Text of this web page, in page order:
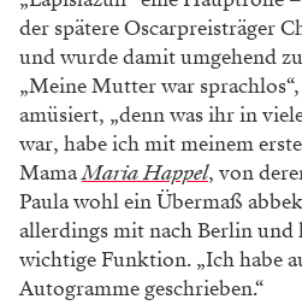
der spätere Oscarpreisträger
und wurde damit umgehend
„Meine Mutter war
amüsiert, „denn was ihr in
war, habe ich mit meinem
MamaMaria Happel, von
Paula wohl ein Übermaß
allerdings mit nach Berlin und
wichtige Funktion. „Ich habe
Autogramme geschrieben.“